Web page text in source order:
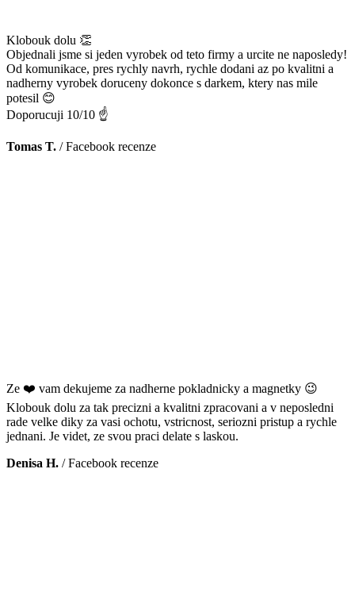
Klobouk dolu 👏
Objednali jsme si jeden vyrobek od teto firmy a urcite ne naposledy!
Od komunikace, pres rychly navrh, rychle dodani az po kvalitni a
nadherny vyrobek doruceny dokonce s darkem, ktery nas mile
potesil 😊
Doporucuji 10/10 ☝️
Tomas T. /Facebook recenze
Ze ❤️ vam dekujeme za nadherne pokladnicky a magnetky 😉
Klobouk dolu za tak precizni a kvalitni zpracovani a v neposledni
rade velke diky za vasi ochotu, vstricnost, seriozni pristup a rychle
jednani. Je videt, ze svou praci delate s laskou.
Denisa H. /Facebook recenze